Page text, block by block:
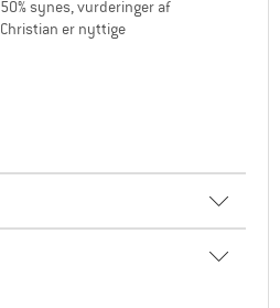
50% synes, vurderinger af
Christian er nyttige